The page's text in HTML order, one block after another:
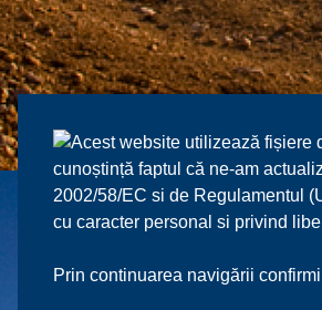
Acest website utilizează fișiere
cunoștință faptul că ne-am
2002/58/EC si de Regulamentul
cu caracter personal si privind
Prin continuarea navigării